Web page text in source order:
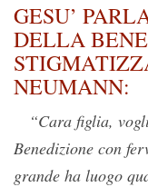
GESU’
DELLA
NEUMANN:
“Cara figlia,
Benedizione con
grande ha luogo